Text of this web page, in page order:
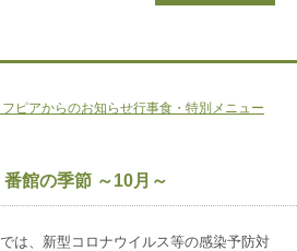
館の季節 ～10月～
フピアからのお知らせ行事食・特別メニュー
は、新型コロナウイルス等の感染予防対